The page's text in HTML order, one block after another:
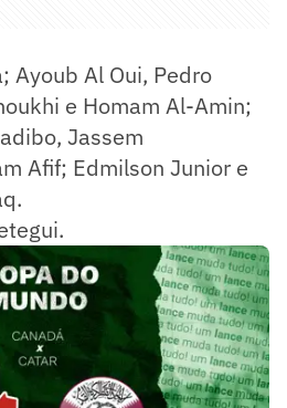
Ayoub Al Oui, Pedro
e Homam Al-Amin;
Jassem
Afif; Edmilson Junior e